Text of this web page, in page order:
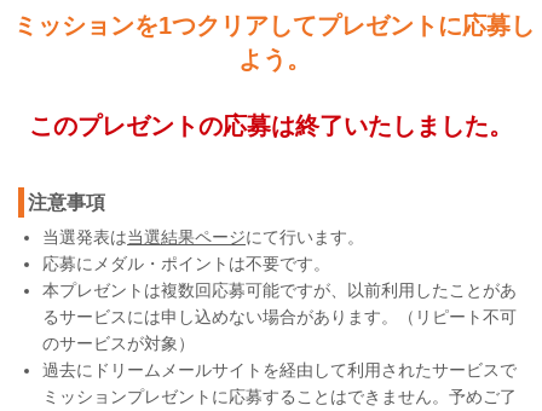
ミッションを1つクリアしてプレゼントに応募し
よう。
このプレゼントの応募は終了いたしました。
注意事項
当選発表は当選結果ページにて行います。
応募にメダル・ポイントは不要です。
本プレゼントは複数回応募可能ですが、以前利用したことがあ
るサービスには申し込めない場合があります。（リピート不可
のサービスが対象）
過去にドリームメールサイトを経由して利用されたサービスで
ミッションプレゼントに応募することはできません。予めご了